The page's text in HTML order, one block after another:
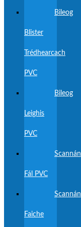
Bileog
Blister
Trédhearcach
PVC
Bileog
Leighis
PVC
Scannán
Fál PVC
Scannán
Faiche